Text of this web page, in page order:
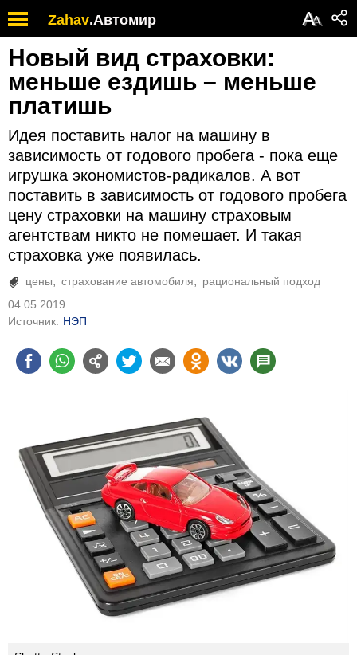
Zahav.Автомир АА
Новый вид страховки:
меньше ездишь – меньше
платишь
Идея поставить налог на машину в
зависимость от годового пробега - пока еще
игрушка экономистов-радикалов. А вот
поставить в зависимость от годового пробега
цену страховки на машину страховым
агентствам никто не помешает. И такая
страховка уже появилась.
цены страхование автомобиля
рациональный подход
04.05.2019
Источник: НЭП